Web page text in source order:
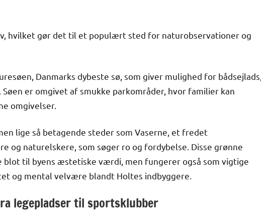
hvilket gør det til et populært sted for naturobservationer og
Danmarks dybeste sø, som giver mulighed for
er omgivet af smukke parkområder, hvor familier kan
omgivelser.
lige så betagende steder som Vaserne, et fredet
og naturelskere, som søger ro og fordybelse. Disse grønne
til byens æstetiske værdi, men fungerer også som vigtige
og mental velvære blandt Holtes indbyggere.
legepladser til sportsklubber